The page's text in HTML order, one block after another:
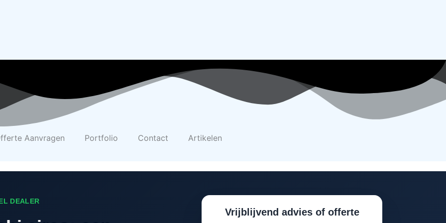
Aanvragen Portfolio Contact Artikelen
DEALER
Vrijblijvend advies of offerte